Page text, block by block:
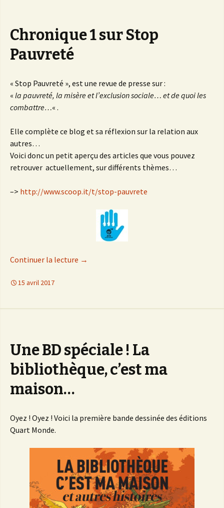
Chronique 1 sur Stop
Pauvreté
« Stop Pauvreté », est une revue de presse sur :
« la pauvreté, la misère et l’exclusion sociale… et de quoi les
combattre…« .
Elle complète ce blog et sa réflexion sur la relation aux
autres…
Voici donc un petit aperçu des articles que vous pouvez
retrouver actuellement, sur différents thèmes…
–> http://www.scoop.it/t/stop-pauvrete
Continuer la lecture de
→
15 avril 2017
Une BD spéciale ! La
bibliothèque, c’est ma
maison…
Oyez ! Oyez ! Voici la première bande dessinée des éditions
Quart Monde.